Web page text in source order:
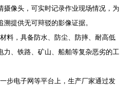
摄像头，可实时记录作业现场情况，为
提供无可辩驳的影像证据。
料，具备防水、防尘、防摔、耐高低
力、铁路、矿山、船舶等复杂恶劣的工
步电子网等平台上，生产厂家通过发